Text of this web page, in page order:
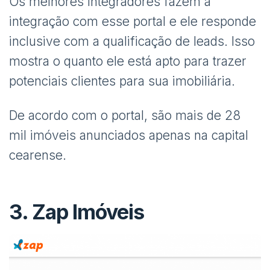
integração com esse portal e ele responde
inclusive com a qualificação de leads. Isso
mostra o quanto ele está apto para trazer
potenciais clientes para sua imobiliária.
De acordo com o portal, são mais de 28
mil imóveis anunciados apenas na capital
cearense.
3. Zap Imóveis